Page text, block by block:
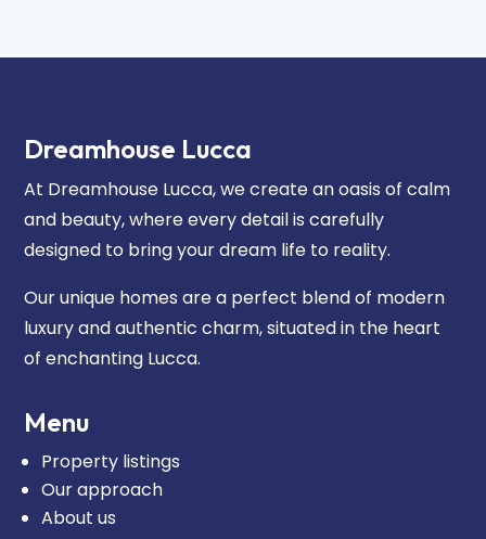
Dreamhouse Lucca
At Dreamhouse Lucca, we create an oasis of calm
and beauty, where every detail is carefully
designed to bring your dream life to reality.
Our unique homes are a perfect blend of modern
luxury and authentic charm, situated in the heart
of enchanting Lucca.
Menu
Property listings
Our approach
About us